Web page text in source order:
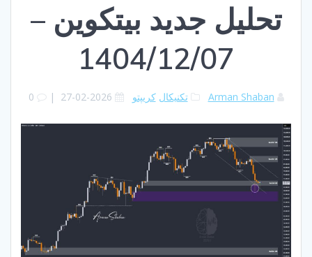
تحلیل جدید بیتکوین –
1404/12/07
Arman Shaban تکنیکال کریپتو 2026-02-27
|
0